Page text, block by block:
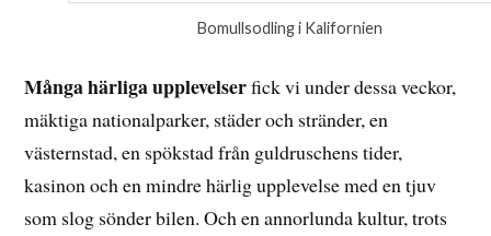
Bomullsodling i Kalifornien
Många härliga upplevelserfick vi under dessa veckor,
mäktiga nationalparker, städer och stränder, en
västernstad, en spökstad från guldruschens tider,
kasinon och en mindre härlig upplevelse med en tjuv
som slog sönder bilen. Och en annorlunda kultur, trots